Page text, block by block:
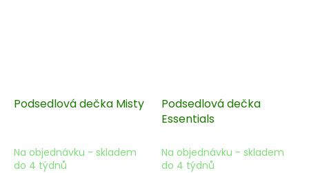
Podsedlová dečka Misty
Na objednávku - skladem
do 4 týdnů
Podsedlová dečka
Essentials
Na objednávku - skladem
do 4 týdnů